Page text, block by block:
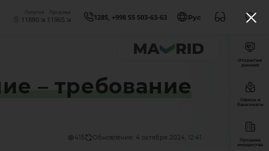
Покупка
11880
Продажа
11965 1285, +998 55 503-63-63 Рус
– требование
415 Обновление: 4 октября 2024, 12:41
Открытые
данные
Офисы и
банкоматы
Продажа
имущества